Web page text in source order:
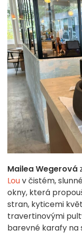
Mailea Wegerová
Louv čistém,
okny, která
stran, kyticemi
travertinovými
barevné karafy na